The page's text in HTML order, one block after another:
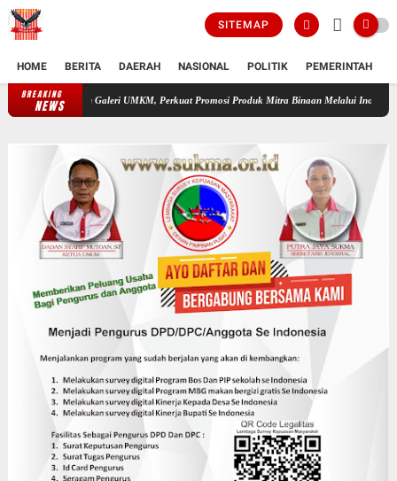
SITEMAP
HOME BERITA DAERAH NASIONAL POLITIK PEMERINTAH
BREAKING
NEWS
Hadirkan Galeri UMKM, Perkuat Promosi Produk Mitra Binaan Melalui Inovasi Digital